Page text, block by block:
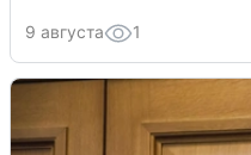
9 августа 1